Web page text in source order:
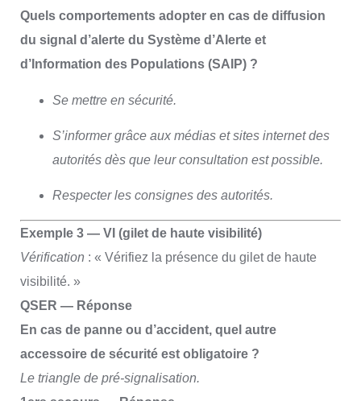
Quels comportements adopter en cas de diffusion
du signal d’alerte du Système d’Alerte et
d’Information des Populations (SAIP) ?
Se mettre en sécurité.
S’informer grâce aux médias et sites internet des
autorités dès que leur consultation est possible.
Respecter les consignes des autorités.
Exemple 3 — VI (gilet de haute visibilité)
Vérification : « Vérifiez la présence du gilet de haute
visibilité. »
QSER — Réponse
En cas de panne ou d’accident, quel autre
accessoire de sécurité est obligatoire ?
Le triangle de pré-signalisation.